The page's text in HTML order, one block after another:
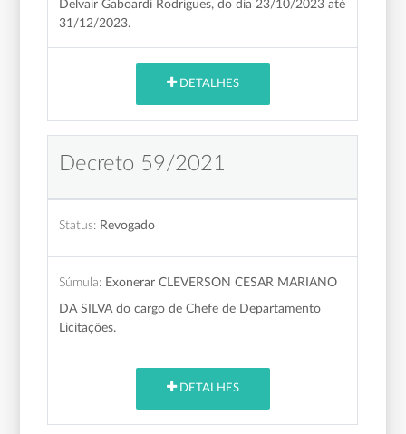
Delvair Gaboardi Rodrigues, do dia 23/10/2023 até
31/12/2023.
DETALHES
Decreto 59/2021
Status: Revogado
Súmula: Exonerar CLEVERSON CESAR MARIANO
DA SILVA do cargo de Chefe de Departamento
Licitações.
DETALHES